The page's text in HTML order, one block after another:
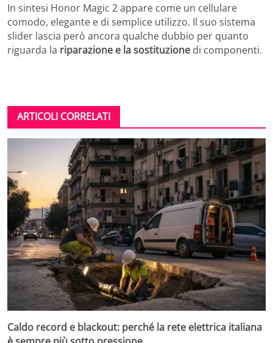
In sintesi Honor Magic 2 appare come un cellulare
comodo, elegante e di semplice utilizzo. Il suo sistema
slider lascia però ancora qualche dubbio per quanto
riguarda la riparazione e la sostituzione di componenti.
ARTICOLI CORRELATI
Caldo record e blackout: perché la rete elettrica italiana